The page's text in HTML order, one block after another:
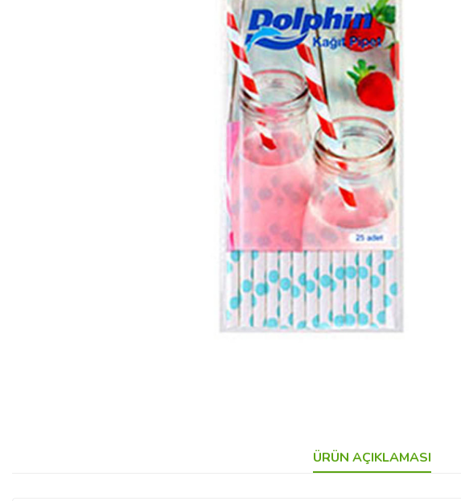
ÜRÜN AÇIKLAMASI